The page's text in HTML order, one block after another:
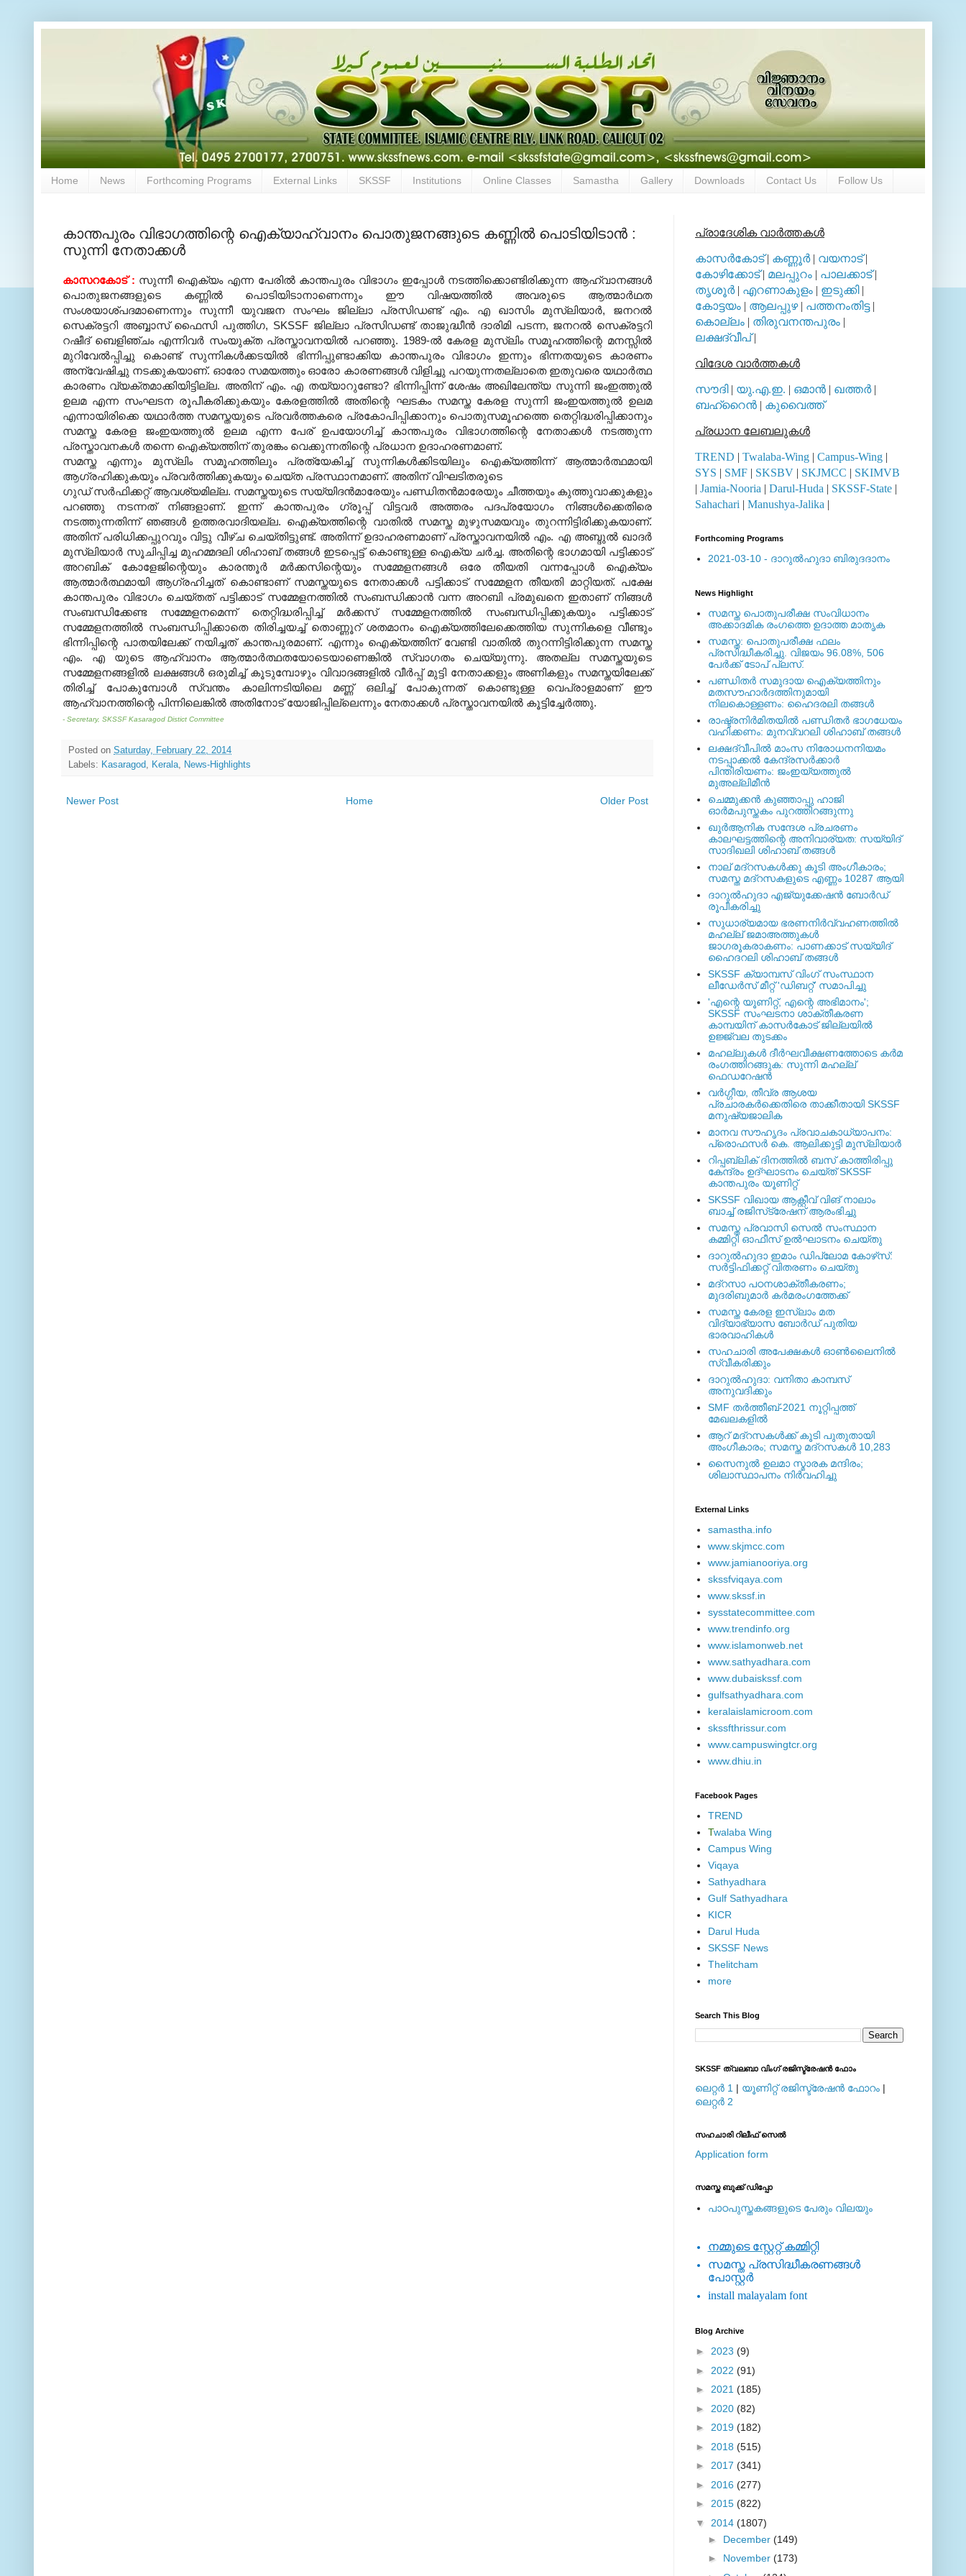
Home News Forthcoming Programs External Links SKSSF Institutions Online Classes Samastha Gallery Downloads Contact Us Follow Us
കാന്തപുരം വിഭാഗത്തിന്റെ ഐക്യാഹ്വാനം പൊതുജനങ്ങുടെ കണ്ണില്‍ പൊടിയിടാന്‍ :
സുന്നി നേതാക്കള്‍
കാസറകോട്: സുന്നീ ഐക്യം എന്ന പേരില്‍ കാന്തപുരം വിഭാഗം ഇപ്പോള്‍ നടത്തിക്കൊണ്ടിരിക്കുന്ന ആഹ്വാനങ്ങള്‍
പൊതുജനങ്ങളുടെ കണ്ണില്‍ പൊടിയിടാനാണെന്നും ഈ വിഷയത്തില്‍ അവരുടെ ആത്മാര്‍ഥത
സംശയാശ്പദമാണെന്നും സുന്നീ യുവജന സംഘം ജില്ലാ പ്രസിഡണ്ട് എം. എ ഖാസിം മുസ്ലിയാര്‍, ജനറല്‍
സെക്രട്ടറി അബ്ബാസ് ഫൈസി പുത്തിഗ, SKSSF ജില്ലാ പ്രസിഡണ്ട് താജുദ്ധീന്‍ ദാരിമി പടന്ന, ജനറല്‍ സെക്രട്ടറി
റഷീദ് ബെളിഞ്ചം എന്നിവര്‍ സംയുക്ത പ്രസ്താവനയില്‍ പറഞ്ഞു. 1989-ല്‍ കേരള മുസ്ലിം സമൂഹത്തിന്റെ മനസ്സില്‍
മുറിവേല്‍പ്പിച്ചു കൊണ്ട് സുന്നികള്‍ക്കടയില്‍ ഭിന്നിപ്പുണ്ടാക്കിയ കാന്തപുരം വിഭാഗം ഇന്നും ഭിന്നതയുടെ കാരണം
അന്വേഷിച്ചു നടക്കുകയാണ്. ഓരോ സമയത്തും ഓരോ കാരണങ്ങള്‍ വിളിച്ചു പറയുന്നതല്ലാതെ ഇതുവരെ യഥാര്‍ത്ഥ
കാരണം വ്യക്തമാക്കിയിട്ടില്ല. അതിന് എം. എ തയ്യാറുണ്ടോ? ഭിന്നിപ്പിന്ന് ശേഷം അഖിലേന്ത്യ സുന്നി ജംഇത്തുല്‍
ഉലമ എന്ന സംഘടന രൂപീകരിക്കുകയും കേരളത്തില്‍ അതിന്റെ ഘടകം സമസ്ത കേരള സുന്നി ജംഇയത്തുല്‍ ഉലമ
എന്നായിരിക്കെ യഥാര്‍ത്ത സമസ്തയുടെ പ്രവര്‍ത്തകരെ പ്രകോപിപ്പിക്കാനും പൊതുസമൂഹത്തെ തെറ്റിദ്ധരിപ്പിക്കാനും
സമസ്ത കേരള ജംഇയത്തുല്‍ ഉലമ എന്ന പേര് ഉപയോഗിച്ച് കാന്തപുരം വിഭാഗത്തിന്റെ നേതാക്കള്‍ നടത്തുന്ന
പ്രസ്താവനകള്‍ തന്നെ ഐക്യത്തിന് തുരങ്കം വെക്കുന്നതിന്റെ പ്രധാന ഉദാഹരണമാണ്.
സമസ്ത എന്നും മുസ്ലിം സമൂഹത്തിലും പ്രത്യേകിച്ച് സുന്നികള്‍ക്കിടയിലും ഐക്യത്തിന്ന് ആത്മാര്‍ത്ഥമായി
ആഗ്രഹിക്കുകയും പ്രവര്‍ത്തിക്കുകയും ചെയ്ത പ്രസ്ഥാനമാണ്. അതിന് വിഘടിതരുടെ
ഗുഡ് സര്‍ഫിക്കറ്റ് ആവശ്യമില്ല. സമസ്തയുടെ സയ്യിദന്‍മാരേയും പണ്ഡിതന്‍മാരേയും ചീത്തയും കുത്തുവാക്കുകളും
പറഞ്ഞു നടന്നത് നിങ്ങളാണ്. ഇന്ന് കാന്തപുരം ഗ്രൂപ്പ് വിട്ടവര്‍ അത്തരം പദപ്രയോഗം നിങ്ങള്‍ക്കെതിരെ
നടത്തുന്നതിന്ന് ഞങ്ങള്‍ ഉത്തരവാദിയല്ല. ഐക്യത്തിന്റെ വാതില്‍ സമസ്ത മുഴുസമയവും തുറന്നിട്ടിരിക്കുകയാണ്.
അതിന് പരിധിക്കപ്പുറവും വിട്ടു വീഴ്ച ചെയ്തിട്ടുണ്ട്. അതിന്ന് ഉദാഹരണമാണ് പ്രസ്താവനയില്‍ എം. എ അബ്ദുല്‍ ഖാദര്‍
മുസ്ലിയാര്‍ സൂചിപ്പിച്ച മുഹമ്മദലി ശിഹാബ് തങ്ങള്‍ ഇടപ്പെട്ട് കൊണ്ടുള്ള ഐക്യ ചര്‍ച്ച. അതിന്റെ ഭാഗമായി പട്ടിക്കാട്
അറബിക് കോളേജിന്റെയും കാരന്തൂര്‍ മര്‍ക്കസിന്റെയും സമ്മേളനങ്ങള്‍ ഒരേ തീയതി വന്നപ്പോള്‍ ഐക്യം
ആത്മാര്‍ത്ഥമായി ആഗ്രഹിച്ചത് കൊണ്ടാണ് സമസ്തയുടെ നേതാക്കള്‍ പട്ടിക്കാട് സമ്മേളന തീയതി മാറ്റിയത്. പക്ഷേ
കാന്തപുരം വിഭാഗം ചെയ്തത് പട്ടിക്കാട് സമ്മേളനത്തില്‍ സംബന്ധിക്കാന്‍ വന്ന അറബി പ്രമുഖനെ ഇതാണ് നിങ്ങള്‍
സംബന്ധിക്കേണ്ട സമ്മേളനമെന്ന് തെറ്റിദ്ധരിപ്പിച്ച് മര്‍ക്കസ് സമ്മേളനത്തില്‍ സംബന്ധിപ്പിക്കുകയും പട്ടിക്കാട്
സമ്മേളനത്തില്‍ സംബന്ധിപ്പിക്കാതെ തിരിച്ചയച്ച് തൊണ്ണൂറ് ശതമാനം ഐക്യത്തിലേക്കെത്തിയ സുന്നികളെ വീണ്ടും
ഭിന്നിപ്പിന്റെ പാതയിലേക്ക് നയിച്ചത് കാന്തപുരമാണ്. എന്നും ഐക്യത്തിന് വേണ്ടി വാതില്‍ തുറന്നിട്ടിരിക്കുന്ന സമസ്ത
എം. എ യുടെ ആഹ്വാനം ആത്മാര്‍ത്ഥതയോടെയാണെങ്കില്‍ സ്വാഗതം ചെയ്യുന്നു. അതല്ല സമസ്തയുടെ
സമ്മേളനങ്ങളില്‍ ലക്ഷങ്ങള്‍ ഒരുമിച്ച് കൂടുമ്പോഴും വിവാദങ്ങളില്‍ വീര്‍പ്പ് മുട്ടി നേതാക്കളും അണികളും സമസ്തയിലേക്ക്
തിരിച്ച് പോകുമ്പോള്‍ സ്വന്തം കാലിന്നടിയിലെ മണ്ണ് ഒലിച്ച് പോകുന്നത് കൊണ്ടുള്ള വെപ്രാളമാണ് ഈ
ആഹ്വാനത്തിന്റെ പിന്നിലെങ്കില്‍ അതിനോട് യോജിപ്പില്ലെന്നും നേതാക്കള്‍ പ്രസ്താവനയില്‍ കൂട്ടിച്ചേര്‍ത്തു.
- Secretary, SKSSF Kasaragod Distict Committee
Posted on Saturday, February 22, 2014
Labels: Kasaragod Kerala News-Highlights
Newer Post Older Post
Home
പ്രാദേശിക വാര്‍ത്തകള്‍
കാസര്‍കോട്| കണ്ണൂര്‍| വയനാട്|
കോഴിക്കോട്| മലപ്പുറം | പാലക്കാട്|
തൃശൂര്‍| എറണാകുളം | ഇടുക്കി|
കോട്ടയം | ആലപ്പുഴ| പത്തനംതിട്ട|
കൊല്ലം | തിരുവനന്തപുരം |
ലക്ഷദ്വീപ്|
വിദേശ വാര്‍ത്തകള്‍
സൗദി| യു.എ.ഇ. | ഒമാന്‍ | ഖത്തര്‍|
ബഹ്റൈന്‍ | കുവൈത്ത്
പ്രധാന ലേബലുകള്‍
TREND | Twalaba-Wing | Campus-Wing |
SYS | SMF | SKSBV | SKJMCC | SKIMVB
| Jamia-Nooria | Darul-Huda | SKSSF-State |
Sahachari | Manushya-Jalika |
Forthcoming Programs
2021-03-10 - ദാറുല്‍ഹുദാ ബിരുദദാനം
News Highlight
സമസ്ത പൊതുപരീക്ഷ സംവിധാനം
അക്കാദമിക രംഗത്തെ ഉദാത്ത മാതൃക
സമസ്ത: പൊതുപരീക്ഷ ഫലം
പ്രസിദ്ധീകരിച്ചു. വിജയം 96.08%, 506
പേര്‍ക്ക് ടോപ് പ്ലസ്.
പണ്ഡിതര്‍ സമുദായ ഐക്യത്തിനും
മതസൗഹാര്‍ദത്തിനുമായി
നിലകൊള്ളണം: ഹൈദരലി തങ്ങള്‍
രാഷ്ട്രനിര്‍മിതയില്‍ പണ്ഡിതര്‍ ഭാഗധേയം
വഹിക്കണം: മുനവ്വറലി ശിഹാബ് തങ്ങള്‍
ലക്ഷദ്വീപില്‍ മാംസ നിരോധനനിയമം
നടപ്പാക്കല്‍ കേന്ദ്രസര്‍ക്കാര്‍
പിന്തിരിയണം: ജംഇയ്യത്തുല്‍
മുഅല്ലിമീന്‍
ചെമ്മുക്കന്‍ കുഞ്ഞാപ്പു ഹാജി
ഓര്‍മപുസ്തകം പുറത്തിറങ്ങുന്നു
ഖുര്‍ആനിക സന്ദേശ പ്രചരണം
കാലഘട്ടത്തിന്റെ അനിവാര്യത: സയ്യിദ്
സാദിഖലി ശിഹാബ് തങ്ങള്‍
നാല് മദ്‌റസകള്‍ക്കു കൂടി അംഗീകാരം;
സമസ്ത മദ്‌റസകളുടെ എണ്ണം 10287 ആയി
ദാറുല്‍ഹുദാ എജ്യുക്കേഷന്‍ ബോര്‍ഡ്
രൂപീകരിച്ചു
സുധാര്യമായ ഭരണനിര്‍വ്വഹണത്തില്‍
മഹല്ല് ജമാഅത്തുകള്‍
ജാഗരൂകരാകണം: പാണക്കാട് സയ്യിദ്
ഹൈദറലി ശിഹാബ് തങ്ങള്‍
SKSSF ക്യാമ്പസ് വിംഗ് സംസ്ഥാന
ലീഡേർസ് മീറ്റ് 'ഡിബറ്റ്' സമാപിച്ചു
'എന്റെ യൂണിറ്റ്, എന്റെ അഭിമാനം';
SKSSF സംഘടനാ ശാക്തീകരണ
കാമ്പയിന് കാസര്‍കോട് ജില്ലയില്‍
ഉജ്ജ്വല തുടക്കം
മഹല്ലുകള്‍ ദീര്‍ഘവീക്ഷണത്തോടെ കര്‍മ
രംഗത്തിറങ്ങുക: സുന്നി മഹല്ല്
ഫെഡറേഷന്‍
വര്‍ഗ്ഗീയ, തീവ്ര ആശയ
പ്രചാരകര്‍ക്കെതിരെ താക്കീതായി SKSSF
മനുഷ്യജാലിക
മാനവ സൗഹൃദം പ്രവാചകാധ്യാപനം:
പ്രൊഫസർ കെ. ആലിക്കുട്ടി മുസ്ലിയാർ
റിപ്പബ്ലിക് ദിനത്തില്‍ ബസ് കാത്തിരിപ്പു
കേന്ദ്രം ഉദ്ഘാടനം ചെയ്ത്‌ SKSSF
കാന്തപുരം യൂണിറ്റ്
SKSSF വിഖായ ആക്റ്റീവ് വിങ് നാലാം
ബാച്ച് രജിസ്‌ട്രേഷന് ആരംഭിച്ചു
സമസ്ത പ്രവാസി സെല്‍ സംസ്ഥാന
കമ്മിറ്റി ഓഫീസ് ഉല്‍ഘാടനം ചെയ്തു
ദാറുല്‍ഹുദാ ഇമാം ഡിപ്ലോമ കോഴ്‌സ്:
സര്‍ട്ടിഫിക്കറ്റ് വിതരണം ചെയ്തു
മദ്‌റസാ പഠനശാക്തീകരണം;
മുദരിബുമാര്‍ കര്‍മരംഗത്തേക്ക്
സമസ്ത കേരള ഇസ്ലാം മത
വിദ്യാഭ്യാസ ബോര്‍ഡ് പുതിയ
ഭാരവാഹികള്‍
സഹചാരി അപേക്ഷകൾ ഓൺലൈനിൽ
സ്വീകരിക്കും
ദാറുല്‍ഹുദാ: വനിതാ കാമ്പസ്
അനുവദിക്കും
SMF തര്‍ത്തീബ്-2021 നൂറ്റിപ്പത്ത്
മേഖലകളില്‍
ആറ് മദ്റസകള്‍ക്ക് കൂടി പുതുതായി
അംഗീകാരം; സമസ്ത മദ്റസകള്‍ 10,283
സൈനുല്‍ ഉലമാ സ്മാരക മന്ദിരം;
ശിലാസ്ഥാപനം നിര്‍വഹിച്ചു
External ‎Links
samastha.info
www.skjmcc.com
www.jamianooriya.org
skssfviqaya.com
www.skssf.in
sysstatecommittee.com
www.trendinfo.org
www.islamonweb.net
www.sathyadhara.com
www.dubaiskssf.com
gulfsathyadhara.com
keralaislamicroom.com
skssfthrissur.com
www.campuswingtcr.org
www.dhiu.in
Facebook Pages
TREND
Twalaba Wing
Campus Wing
Viqaya
Sathyadhara
Gulf Sathyadhara
KICR
Darul Huda
SKSSF News
Thelitcham
more
Search This Blog
SKSSF ത്വലബാ വിംഗ് രജിസ്ട്രേഷന്‍ ഫോം
ലെറ്റര്‍ 1 | യൂണിറ്റ് രജിസ്ട്രേഷന്‍ ഫോറം |
ലെറ്റര്‍ 2
സഹചാരി റിലീഫ് സെല്‍
Application form
സമസ്ത ബുക്ക് ഡിപ്പോ
പാഠപുസ്തകങ്ങളുടെ പേരും വിലയും
നമ്മുടെ സ്റ്റേറ്റ് കമ്മിറ്റി
സമസ്ത പ്രസിദ്ധീകരണങ്ങള്‍
പോസ്റ്റര്‍
install malayalam font
Blog Archive
► 2023 (9)
► 2022 (91)
► 2021 (185)
► 2020 (82)
► 2019 (182)
► 2018 (515)
► 2017 (341)
► 2016 (277)
► 2015 (822)
▼ 2014 (1807)
► December (149)
► November (173)